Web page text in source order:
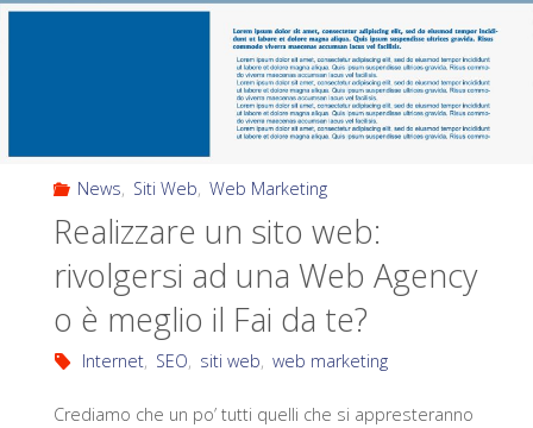
News, Siti Web, Web Marketing
Realizzare un sito web:
rivolgersi ad una Web Agency
o è meglio il Fai da te?
Internet, SEO, siti web, web marketing
Crediamo che un po’ tutti quelli che si appresteranno